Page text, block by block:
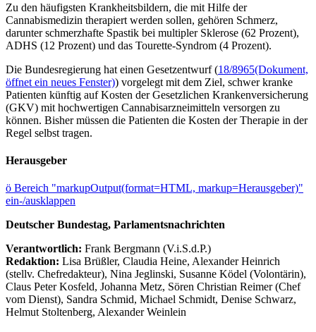
Zu den häufigsten Krankheitsbildern, die mit Hilfe der
Cannabismedizin therapiert werden sollen, gehören Schmerz,
darunter schmerzhafte Spastik bei multipler Sklerose (62 Prozent),
ADHS (12 Prozent) und das Tourette-Syndrom (4 Prozent).
Die Bundesregierung hat einen Gesetzentwurf (18/8965(Dokument,
öffnet ein neues Fenster)) vorgelegt mit dem Ziel, schwer kranke
Patienten künftig auf Kosten der Gesetzlichen Krankenversicherung
(GKV) mit hochwertigen Cannabisarzneimitteln versorgen zu
können. Bisher müssen die Patienten die Kosten der Therapie in der
Regel selbst tragen.
Herausgeber
ö Bereich "markupOutput(format=HTML, markup=Herausgeber)"
ein-/ausklappen
Deutscher Bundestag, Parlamentsnachrichten
Verantwortlich: Frank Bergmann (V.i.S.d.P.)
Redaktion: Lisa Brüßler, Claudia Heine, Alexander Heinrich
(stellv. Chefredakteur), Nina Jeglinski, Susanne Ködel (Volontärin),
Claus Peter Kosfeld, Johanna Metz, Sören Christian Reimer (Chef
vom Dienst), Sandra Schmid, Michael Schmidt, Denise Schwarz,
Helmut Stoltenberg, Alexander Weinlein